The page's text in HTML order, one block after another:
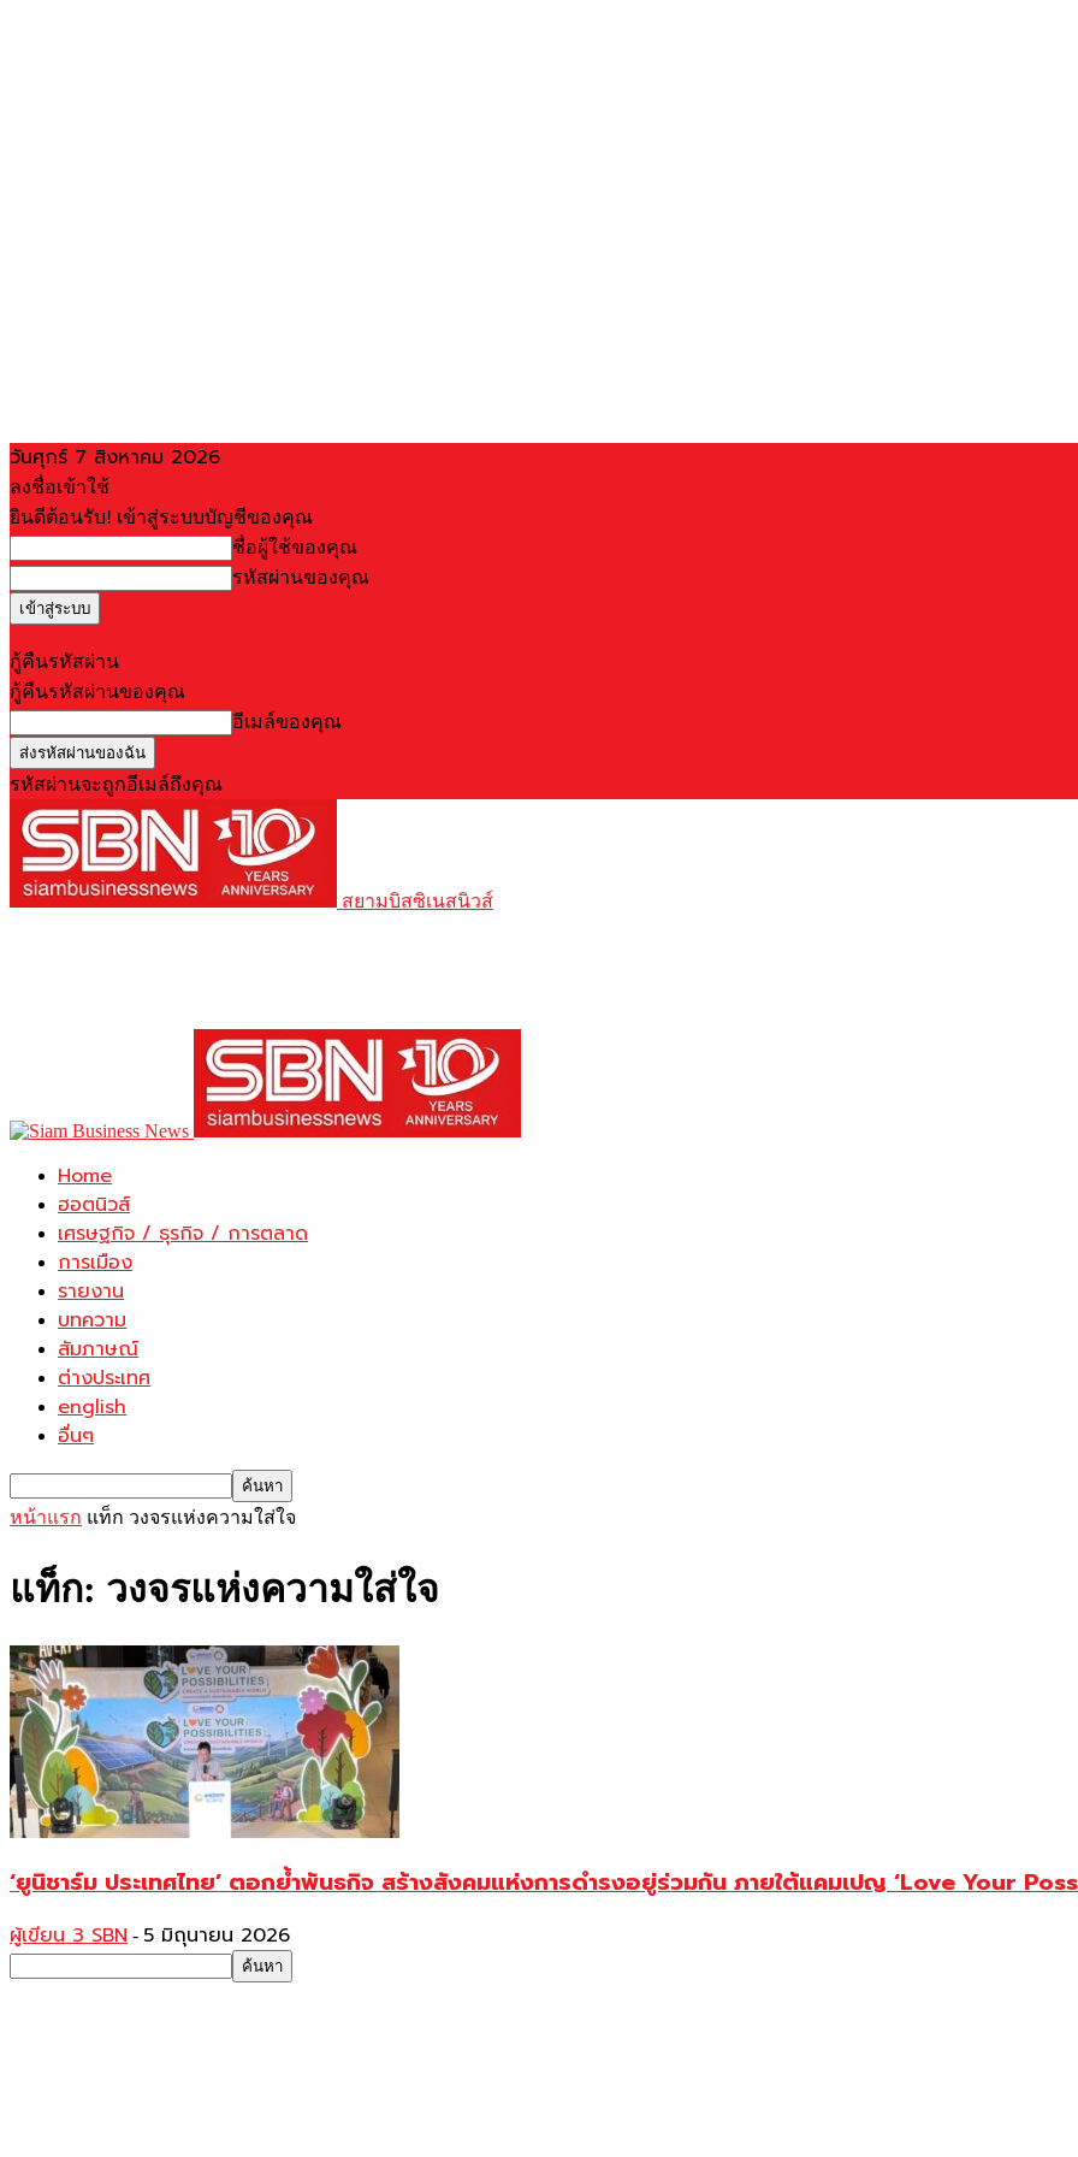
วันศุกร์ 7 สิงหาคม 2026
ลงชื่อเข้าใช้
ยินดีต้อนรับ! เข้าสู่ระบบบัญชีของคุณ
ชื่อผู้ใช้ของคุณ
รหัสผ่านของคุณ
กู้คืนรหัสผ่าน
กู้คืนรหัสผ่านของคุณ
อีเมล์ของคุณ
รหัสผ่านจะถูกอีเมล์ถึงคุณ
สยามบิสซิเนสนิวส์
Home
ฮอตนิวส์
เศรษฐกิจ / ธุรกิจ / การตลาด
การเมือง
รายงาน
บทความ
สัมภาษณ์
ต่างประเทศ
english
อื่นๆ
หน้าแรก แท็ก วงจรแห่งความใส่ใจ
แท็ก: วงจรแห่งความใส่ใจ
‘ยูนิชาร์ม ประเทศไทย’ ตอกย้ำพันธกิจ สร้างสังคมแห่งการดำรงอยู่ร่วมกัน ภายใต้แคมเปญ ‘Love Your
ผู้เขียน 3 SBN - 5 มิถุนายน 2026